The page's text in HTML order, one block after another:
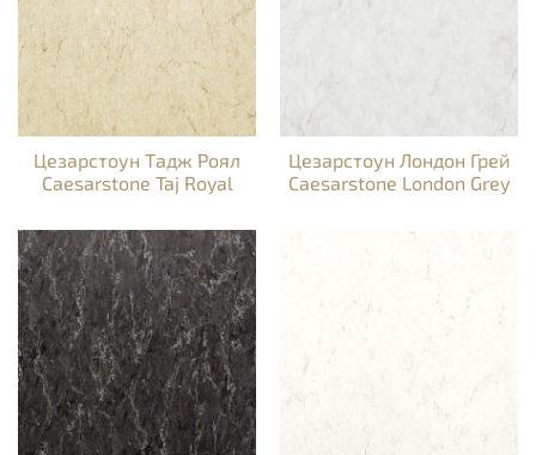
Цезарстоун Тадж Роял
Caesarstone Taj Royal
Цезарстоун Лондон Грей
Caesarstone London Grey